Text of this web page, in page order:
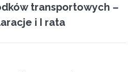
Next
post:
transportowych –
i I rata